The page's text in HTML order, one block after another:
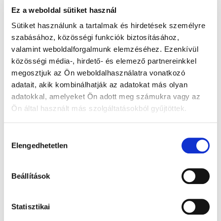
Ez a weboldal sütiket használ
Sütiket használunk a tartalmak és hirdetések személyre
szabásához, közösségi funkciók biztosításához,
valamint weboldalforgalmunk elemzéséhez. Ezenkívül
közösségi média-, hirdető- és elemező partnereinkkel
megosztjuk az Ön weboldalhasználatra vonatkozó
adatait, akik kombinálhatják az adatokat más olyan
adatokkal, amelyeket Ön adott meg számukra vagy az
Ön által használt más szolgáltatásokból gyűjtöttek.
kiválasztása
Elengedhetetlen
Beállítások
Statisztikai
Készleten
946 Ft
Kosárba
Készleten
800 Ft
Kosárba
SALVEST Põnn BIO Alma
Készleten
Ella's Kitchen BIO YELLOW
Jelenleg nem elérhető .